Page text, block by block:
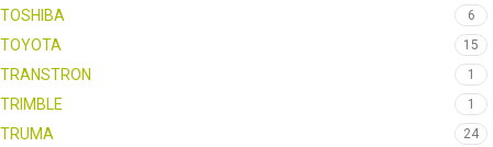
TOSHIBA 6
TOYOTA 15
TRANSTRON 1
TRIMBLE 1
TRUMA 24